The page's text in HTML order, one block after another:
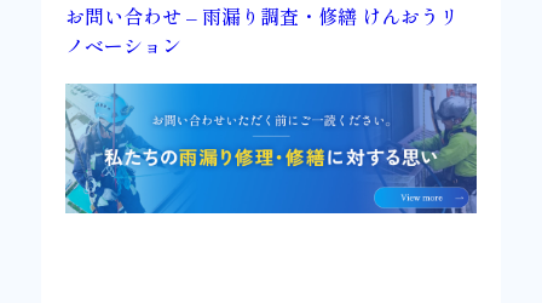
お問い合わせ – 雨漏り調査・修繕 けんおうリ
ノベーション